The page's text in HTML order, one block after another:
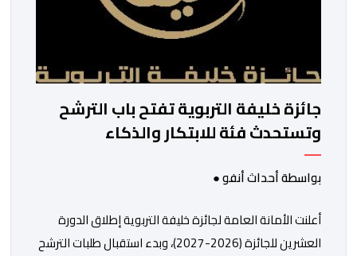
جائزة خليفة التربوية تفتح باب الترشح
وتستحدث فئة للابتكار والذكاء
الاصطناعي
بواسطة أحداث أنفو ●
أعلنت الأمانة العامة لجائزة خليفة التربوية إطلاق الدورة
العشرين للجائزة (2026-2027)، وبدء استقبال طلبات الترشح